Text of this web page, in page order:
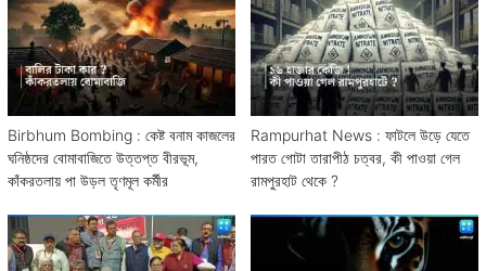
Birbhum Bombing : কেষ্ট বনাম কাজলের
ঘনিষ্ঠদের বোমাবাজিতে উত্তপ্ত বীরভূম,
কাঁকরতলায় পা উড়ল তৃণমূল কর্মীর
Rampurhat News : ফাটলে উড়ে যেতে
পারত গোটা তারাপীঠ চত্বর, কী পাওয়া গেল
রামপুরহাট থেকে ?